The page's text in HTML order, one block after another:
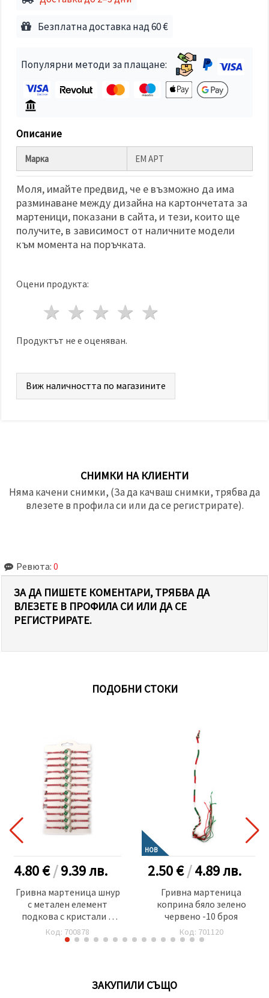
"бисквитки"
Приеми
всички
на
бисквитките
Безплатна доставка над 60 €
Популярни методи за плащане:
Описание
Марка ЕМ АРТ
Моля, имайте предвид, че е възможно да има
разминаване между дизайна на картончетата за
мартеници, показани в сайта, и тези, които ще
получите, в зависимост от наличните модели
към момента на поръчката.
Оцени продукта:
4 звезди
3 звезди
2 звезди
1 звезда
Продуктът не е оценяван.
Виж наличността по магазините
СНИМКИ НА КЛИЕНТИ
Няма качени снимки, (За да качваш снимки, трябва да
влезете в профила си или да се регистрирате).
Ревюта: 0
ЗА ДА ПИШЕТЕ КОМЕНТАРИ, ТРЯБВА ДА
ВЛЕЗЕТЕ В ПРОФИЛА СИ ИЛИ ДА СЕ
РЕГИСТРИРАТЕ.
ПОДОБНИ СТОКИ
4.80 €/9.39лв.
Гривна мартеница шнур
с метален елемент
подкова с кристали и
детелина -12 броя
Код: 700878
НОВ
2.50 €/4.89лв.
Гривна мартеница
коприна бяло зелено
червено -10 броя
Код: 701120
ЗАКУПИЛИ СЪЩО